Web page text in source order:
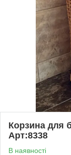
Корзина для
Арт:8338
В наявності